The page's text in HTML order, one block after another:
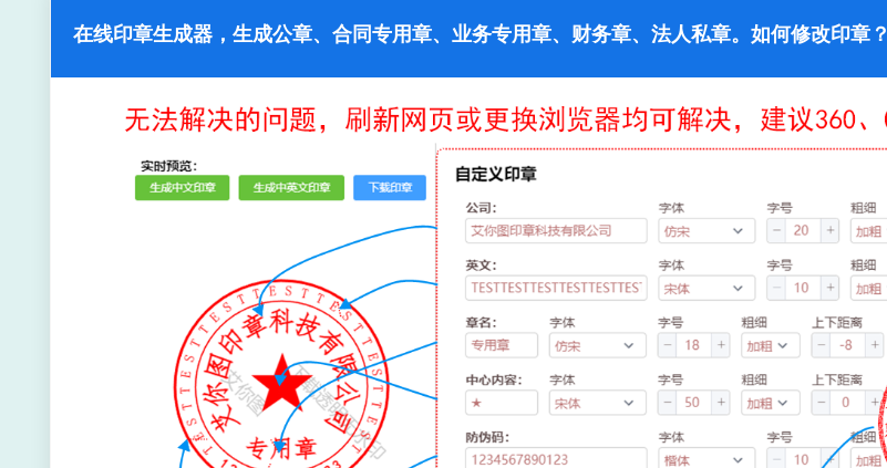
在线印章生成器，生成公章、合同专用章、业务专用章、财务章、法人私章。如何修改印章？